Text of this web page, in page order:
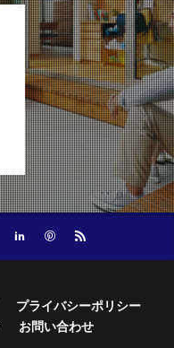
プライバシーポリシー
お問い合わせ